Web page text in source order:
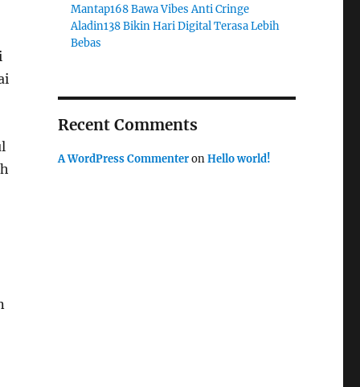
Mantap168 Bawa Vibes Anti Cringe
Aladin138 Bikin Hari Digital Terasa Lebih
Bebas
Recent Comments
A WordPress CommenteronHello world!